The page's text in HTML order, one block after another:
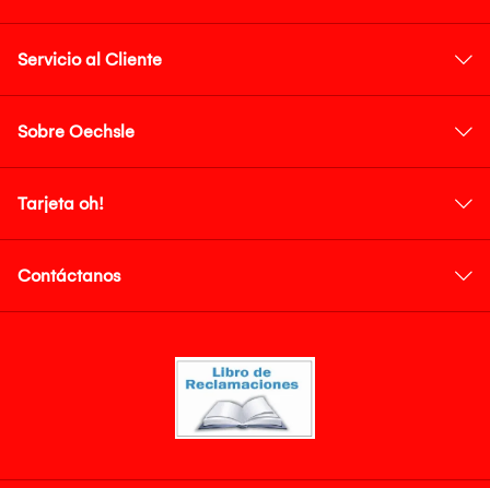
Servicio al Cliente
Sobre Oechsle
Tarjeta oh!
Contáctanos